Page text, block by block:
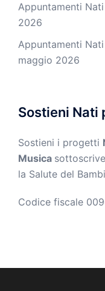
Appuntamenti
2026
Appuntamenti
maggio 2026
Sostieni Nati
Sostieni i progetti
Musica
la Salute del
Codice fiscale